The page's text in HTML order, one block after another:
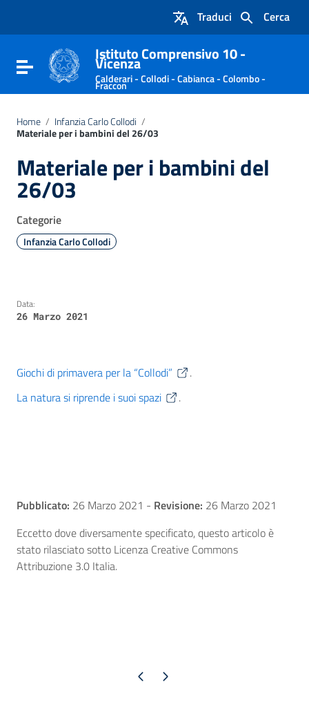
Vai al footer
Cerca
Traduci
Attiva / disattiva la navigazione
Istituto Comprensivo 10 -
Vicenza
Calderari - Collodi - Cabianca - Colombo -
Fraccon
Home / Infanzia Carlo Collodi /
Materiale per i bambini del 26/03
Materiale per i bambini del
26/03
Categorie
Infanzia Carlo Collodi
Data:
26 Marzo 2021
Giochi di primavera per la “Collodi”
.
La natura si riprende i suoi spazi
.
Pubblicato: 26 Marzo 2021 - Revisione: 26 Marzo 2021
Eccetto dove diversamente specificato, questo articolo è
stato rilasciato sotto Licenza Creative Commons
Attribuzione 3.0 Italia.
Pagina precedente
Pagina successiva